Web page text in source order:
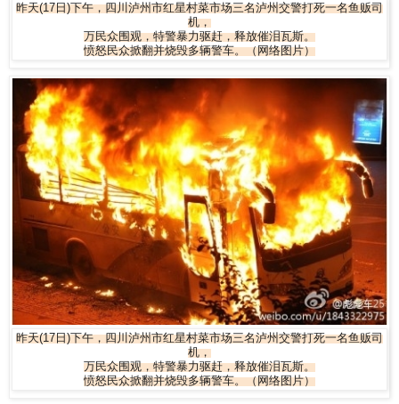
昨天(17日)下午，四川泸州市红星村菜市场三名泸州交警打死一名鱼贩司
机，
万民众围观，特警暴力驱赶，释放催泪瓦斯。
愤怒民众掀翻并烧毁多辆警车。（网络图片）
昨天(17日)下午，四川泸州市红星村菜市场三名泸州交警打死一名鱼贩司
机，
万民众围观，特警暴力驱赶，释放催泪瓦斯。
愤怒民众掀翻并烧毁多辆警车。（网络图片）